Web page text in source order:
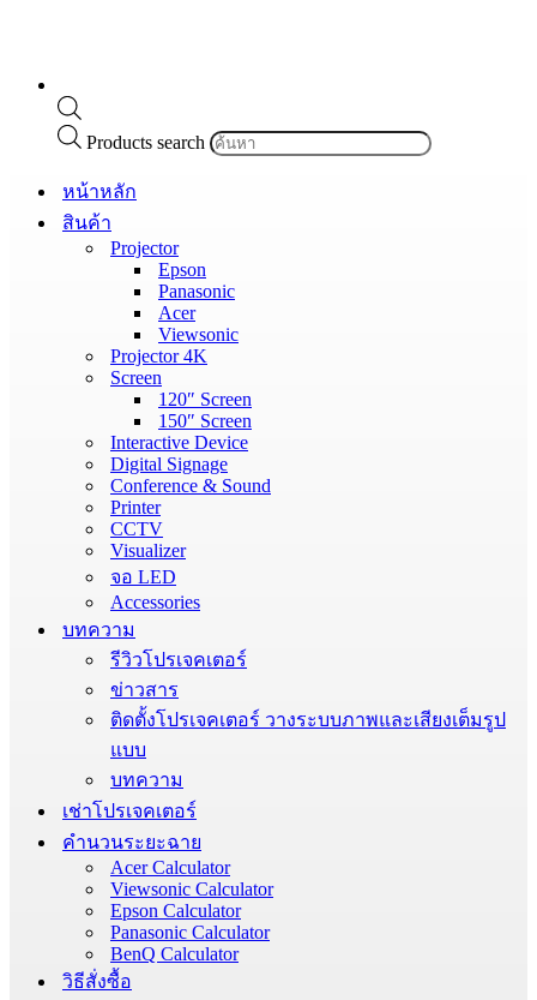
Products search
หน้าหลัก
สินค้า
Projector
Epson
Panasonic
Acer
Viewsonic
Projector 4K
Screen
120″ Screen
150″ Screen
Interactive Device
Digital Signage
Conference & Sound
Printer
CCTV
Visualizer
จอ LED
Accessories
บทความ
รีวิวโปรเจคเตอร์
ข่าวสาร
ติดตั้งโปรเจคเตอร์ วางระบบภาพและเสียงเต็มรูป
แบบ
บทความ
เช่าโปรเจคเตอร์
คำนวนระยะฉาย
Acer Calculator
Viewsonic Calculator
Epson Calculator
Panasonic Calculator
BenQ Calculator
วิธีสั่งซื้อ